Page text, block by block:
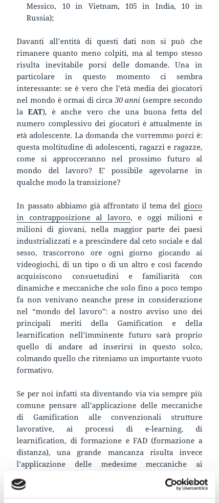
Messico, 10 in Vietnam, 105 in India, 10 in
Russia);
Davanti all’entità di questi dati non si può che
rimanere quanto meno colpiti, ma al tempo stesso
risulta inevitabile porsi delle domande. Una in
particolare in questo momento ci sembra
interessante: se è vero che l’età media dei giocatori
nel mondo è ormai di circa 30 anni (sempre secondo
laEAT), è anche vero che una buona fetta del
numero complessivo dei giocatori è attualmente in
età adolescente. La domanda che vorremmo porci è:
questa moltitudine di adolescenti, ragazzi e ragazze,
come si approcceranno nel prossimo futuro al
mondo del lavoro? E’ possibile agevolarne in
qualche modo la transizione?
In passato abbiamo già affrontato il tema del gioco
in contrapposizione al lavoro, e oggi milioni e
milioni di giovani, nella maggior parte dei paesi
industrializzati e a prescindere dal ceto sociale e dal
sesso, trascorrono ore ogni giorno giocando ai
videogiochi, di un tipo o di un altro e così facendo
acquisiscono consuetudini e familiarità con
dinamiche e meccaniche che solo fino a poco tempo
fa non venivano neanche prese in considerazione
nel “mondo del lavoro”: a nostro avviso uno dei
principali meriti della Gamification e della
learnification nell’imminente futuro sarà proprio
quello di andare ad inserirsi in questo solco,
colmando quello che riteniamo un importante vuoto
formativo.
Se per noi infatti sta diventando via via sempre più
comune pensare all’applicazione delle meccaniche
di Gamification alle convenzionali strutture
lavorative, ai processi di e-learning, di
learnification, di formazione e FAD (formazione a
distanza), una grande mancanza risulta invece
l’applicazione delle medesime meccaniche ai